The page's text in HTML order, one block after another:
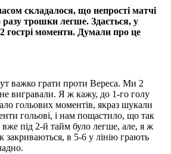
складалося, що непрості матчі
разу трошки легше. Здається, у
гострі моменти. Думали про це
важко грати проти Вереса. Ми 2
вигравали. Я ж кажу, до 1-го голу
гольових моментів, якраз шукали
гольові, і нам пощастило, що так
під 2-й тайм було легше, але, я ж
закриваються, в 5-6 у лінію грають